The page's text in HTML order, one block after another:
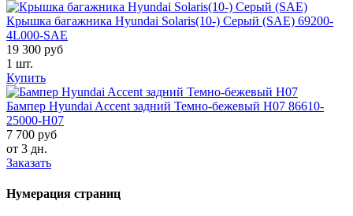
Крышка багажника Hyundai Solaris(10-) Серый (SAE) 69200-
4L000-SAE
19 300 руб
1 шт.
Купить
Бампер Hyundai Accent задний Темно-бежевый H07 86610-
25000-H07
7 700 руб
от 3 дн.
Заказать
Нумерация страниц